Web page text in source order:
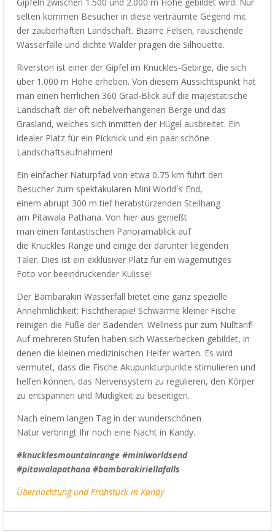
selten kommen Besucher in diese verträumte Gegend mit
der zauberhaften Landschaft. Bizarre Felsen, rauschende
Wasserfälle und dichte Wälder prägen die Silhouette.
Riverston ist einer der Gipfel im Knuckles-Gebirge, die sich
über 1.000 m Höhe erheben. Von diesem Aussichtspunkt hat
man einen herrlichen 360 Grad-Blick auf die majestätische
Landschaft der oft nebelverhangenen Bergeund das
Grasland, welches sich inmitten der Hügel ausbreitet. Ein
idealer Platz für ein Picknick und ein paar schöne
Landschaftsaufnahmen!
Ein einfacher Naturpfad von etwa 0,75 km führt den
Besucher zum spektakulären MiniWorld`s End,
einem abrupt 300 m tief herabstürzenden Steilhang
am Pitawala Pathana. Von hier aus genießt
man einenfantastischen Panoramablick auf
die Knuckles Range und einige der darunter liegenden
Täler. Dies ist ein exklusiver Platz für einwagemutiges
Foto vor beeindruckender Kulisse!
Der Bambarakiri Wasserfall bietet eine ganz spezielle
Annehmlichkeit: Fischtherapie! Schwärme kleiner Fische
reinigen die Füße der Badenden. Wellness pur zum Nulltarif!
Auf mehreren Stufen haben sich Wasserbecken gebildet, in
denen die kleinen medizinischen Helfer warten. Es wird
vermutet, dass die Fische Akupunkturpunkte stimulieren und
helfen können, das Nervensystem zu regulieren, den Körper
zu entspannen und Müdigkeit zu beseitigen.
Nach einem langen Tag in der wunderschönen
Naturverbringt Ihr noch eine Nacht in Kandy.
#knucklesmountainrange #miniworldsend
#pitawalapathana #bambarakiriellafalls
Übernachtung und Frühstück in Kandy